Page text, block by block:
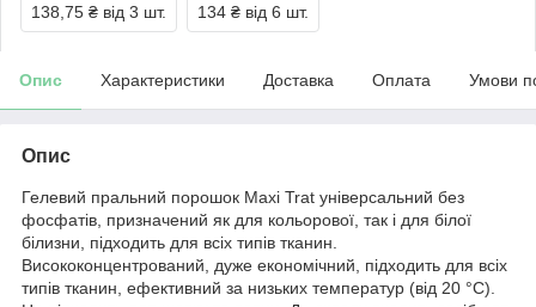
138,75 ₴ від 3 шт. 134 ₴ від 6 шт.
Опис Характеристики Доставка Оплата Умови
Опис
Гелевий пральний порошок Maxi Trat універсальний без
фосфатів, призначений як для кольорової, так і для білої
білизни, підходить для всіх типів тканин.
Висококонцентрований, дуже економічний, підходить для всіх
типів тканин, ефективний за низьких температур (від 20 °C).